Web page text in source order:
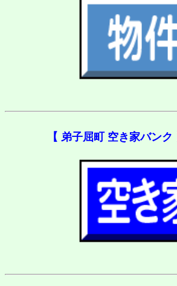
【 弟子屈町 空き家バンク